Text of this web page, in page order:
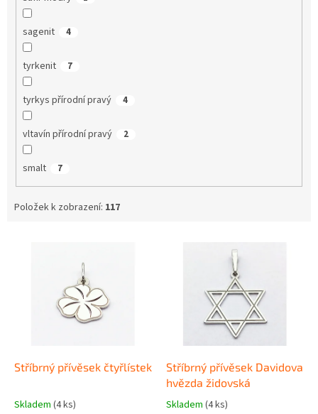
sagenit 4
tyrkenit 7
tyrkys přírodní pravý 4
vltavín přírodní pravý 2
smalt 7
Položek k zobrazení: 117
Stříbrný přívěsek čtyřlístek
Skladem (4 ks)
Stříbrný přívěsek Davidova
hvězda židovská
Skladem (4 ks)